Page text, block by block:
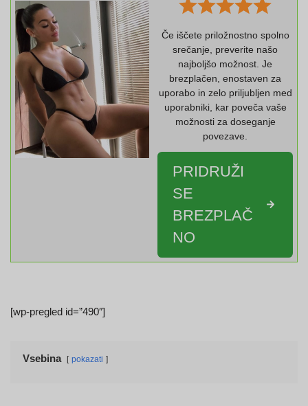
Če iščete priložnostno spolno
srečanje, preverite našo
najboljšo možnost. Je
brezplačen, enostaven za
uporabo in zelo priljubljen med
uporabniki, kar poveča vaše
možnosti za doseganje
povezave.
PRIDRUŽI
SE
BREZPLAČ
NO
[wp-pregled id=”490″]
Vsebina pokazati